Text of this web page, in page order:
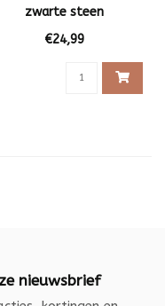
zwarte steen
€24,99
nieuwsbrief